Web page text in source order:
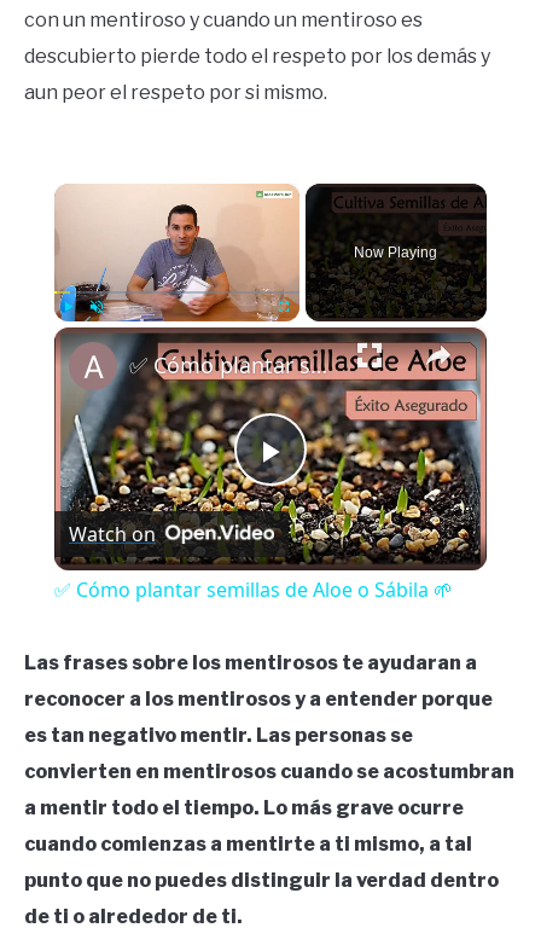
con un mentiroso y cuando un mentiroso es
descubierto pierde todo el respeto por los demás y
aun peor el respeto por si mismo.
×
Play Unmute Fullscreen
Now Playing
×
Play
Video
✅ Cómo plantar semillas de Aloe o Sábila 🌱
Watch on
✅ Cómo plantar semillas de Aloe o Sábila 🌱
Las frases sobre los mentirosos te ayudaran a
reconocer a los mentirosos y a entender porque
es tan negativo mentir. Las personas se
convierten en mentirosos cuando se acostumbran
a mentir todo el tiempo. Lo más grave ocurre
cuando comienzas a mentirte a ti mismo, a tal
punto que no puedes distinguir la verdad dentro
de ti o alrededor de ti.